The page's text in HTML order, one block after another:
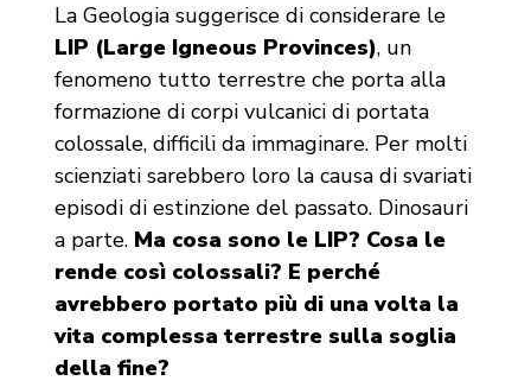
La Geologia suggerisce di considerare le
LIP (Large Igneous Provinces), un
fenomeno tutto terrestre che porta alla
formazione di corpi vulcanici di portata
colossale, difficili da immaginare. Per molti
scienziati sarebbero loro la causa di svariati
episodi di estinzione del passato. Dinosauri
a parte. Ma cosa sono le LIP? Cosa le
rende così colossali? E perché
avrebbero portato più di una volta la
vita complessa terrestre sulla soglia
della fine?